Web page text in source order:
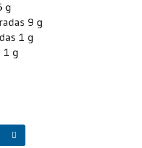
g
9 g
1 g
1 g